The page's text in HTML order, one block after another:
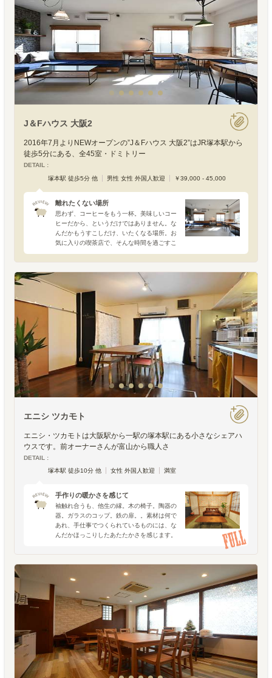
J＆Fハウス 大阪2
2016年7月よりNEWオープンの”J＆Fハウス 大阪2”はJR塚本駅から
徒歩5分にある、全45室・ドミトリー
DETAIL :
塚本駅 徒歩5分 他
男性 女性 外国人歓迎 ￥39,000 - 45,000
離れたくない場所
思わず、コーヒーをもう一杯。美味しいコー
ヒーだから、というだけではありません。な
んだかもうすこしだけ、いたくなる場所。お
気に入りの喫茶店で、そんな時間を過ごすこ
えるテーブルに、座り心地の良い椅子。ただ
なんとなく置かれてい
エニシ ツカモト
エニシ・ツカモトは大阪駅から一駅の塚本駅にある小さなシェアハ
ウスです。前オーナーさんが富山から職人さ
DETAIL :
塚本駅 徒歩10分 他
女性 外国人歓迎 満室
手作りの暖かさを感じて
袖触れ合うも、他生の縁。木の椅子。陶器の
器。ガラスのコップ。鉄の扉。。素材は何で
あれ、手仕事でつくられているものには、な
んだかほっこりしたあたたかさを感じます。
失敗したり、良い物が出来たと嬉しく思った
り。そういった時間や